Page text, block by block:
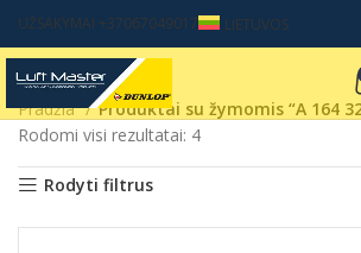
UŽSAKYMAI +37067049017 LIETUVOS
Pradžia
Produktai su žymomis “A 164
Rodomi visi rezultatai: 4
Rodyti filtrus